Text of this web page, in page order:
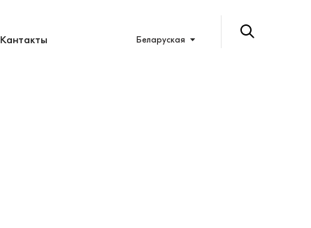
Кантакты Беларуская